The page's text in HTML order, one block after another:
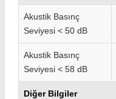
Akustik Basınç
Seviyesi < 50 dB
Akustik Basınç
Seviyesi < 58 dB
Diğer Bilgiler